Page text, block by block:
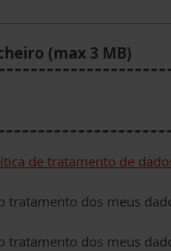
(max 3 MB)
de tratamento de
tratamento dos meus
tratamento dos meus